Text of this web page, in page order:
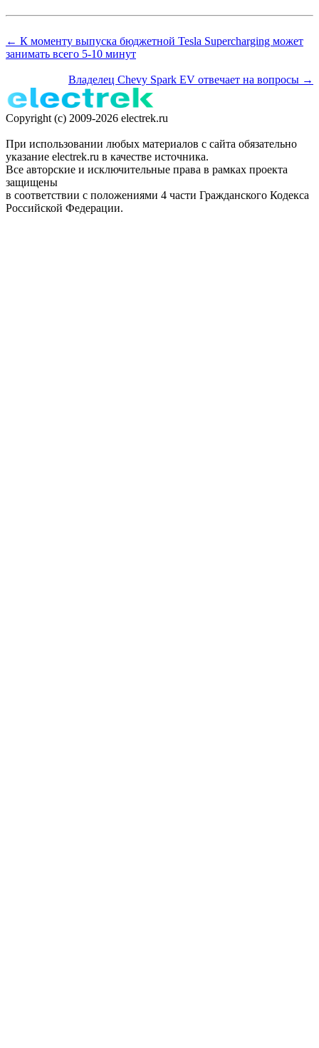
← К моменту выпуска бюджетной Tesla Supercharging может
занимать всего 5-10 минут
Владелец Chevy Spark EV отвечает на вопросы →
Copyright (c) 2009-2026 electrek.ru
При использовании любых материалов с сайта обязательно
указание electrek.ru в качестве источника.
Все авторские и исключительные права в рамках проекта
защищены
в соответствии с положениями 4 части Гражданского Кодекса
Российской Федерации.